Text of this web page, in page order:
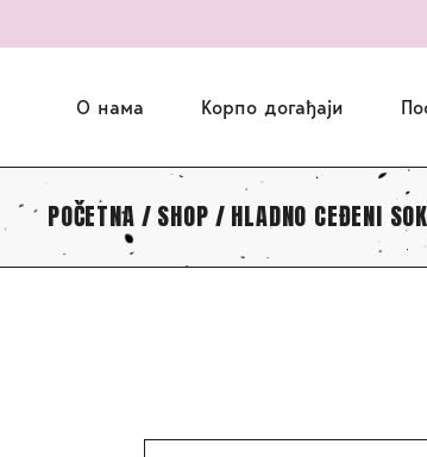
О нама
АКАДЕМИЈА
КАФЕТЕРИЈИЦА
Корпо догађаји
КАФЕТЕРИЈИЦА
СТИПЕНДИЈЕ
POČETNA SHOP HLADNO CEĐENI